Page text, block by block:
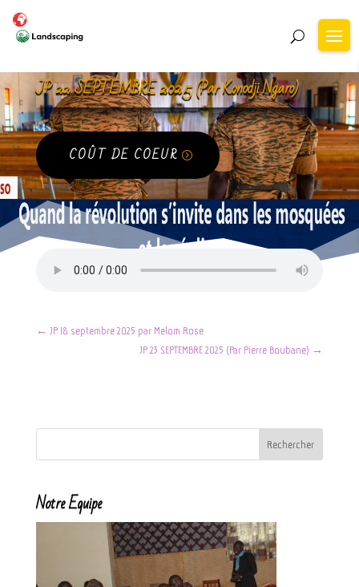
JP 22 SEPTEMBRE 2025 (Par Konodji Ngaro)
COÛT DE COEUR
← JP 18 septembre 2025 par Melom Rose
JP 23 SEPTEMBRE 2025 (Par Pierre Boubane) →
Notre Equipe